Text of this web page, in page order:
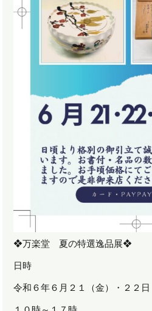
❖万楽堂 夏の特選逸品展❖
日時
令和６年６月２１（金）・２２日